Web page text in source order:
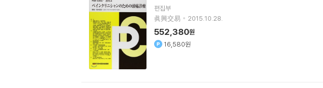
편집부
眞興交易
2015.10.28.
552,380원
16,580원